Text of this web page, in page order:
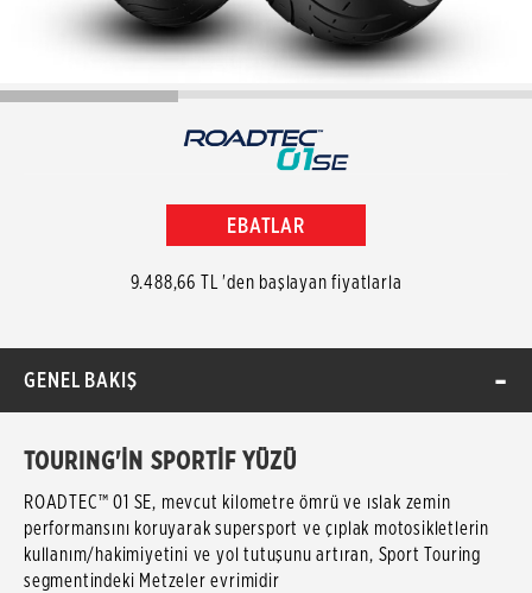
EBATLAR
9.488,66 TL 'den başlayan fiyatlarla
GENEL BAKIŞ
TOURING'İN SPORTİF YÜZÜ
ROADTEC™ 01 SE, mevcut kilometre ömrü ve ıslak zemin
performansını koruyarak supersport ve çıplak motosikletlerin
kullanım/hakimiyetini ve yol tutuşunu artıran, Sport Touring
segmentindeki Metzeler evrimidir